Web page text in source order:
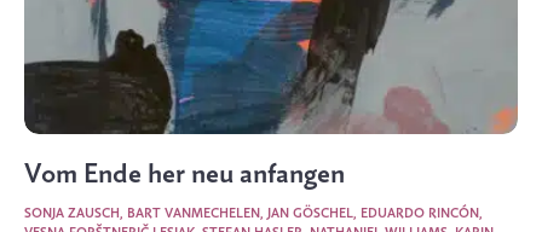
Vom Ende her neu anfangen
SONJA ZAUSCH, BART VANMECHELEN, JAN GÖSCHEL, EDUARDO RINCÓN,